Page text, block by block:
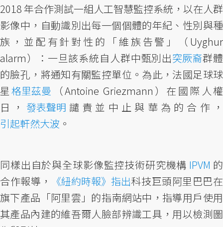
2018 年合作測試一組人工智慧監控系統，以在人群
影像中，自動識別出每一個個體的年紀、性別與種
族，並配有針對性的「維族告警」（Uyghur
alarm）：一旦該系統自人群中甄別出突厥裔群體
的臉孔，將通知有關監控單位。為此，法國足球球
星格里茲曼 （Antoine Griezmann）在國際人權
日， 發表聲明 譴責並中止與華為的合作，
引起軒然大波 。
同樣出自於與全球影像監控技術研究機構 IPVM 的
合作報導，
《紐約時報》指出科技巨頭阿里巴巴在
旗下產品「阿里雲」的指南網站中，指導用戶使用
其產品內建的維吾爾人臉部辨識工具，用以檢測圖